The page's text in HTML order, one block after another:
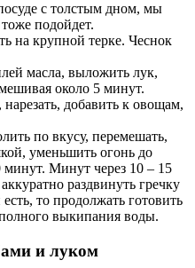
с толстым дном, мы
подойдет.
на крупной терке. Чеснок
масла, выложить лук,
около 5 минут.
добавить к овощам,
по вкусу, перемешать,
уменьшить огонь до
Минут через 10 – 15
раздвинуть гречку
то продолжать готовить
выкипания воды.
и луком